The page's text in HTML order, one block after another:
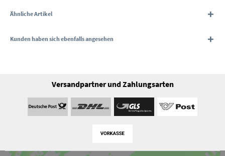
Ähnliche Artikel
Kunden haben sich ebenfalls angesehen
Versandpartner und Zahlungsarten